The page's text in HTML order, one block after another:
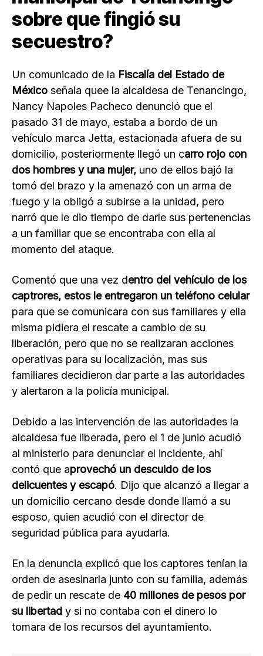
sobre que fingió su
secuestro?
Un comunicado de la Fiscalía del Estado de
México señala quee la alcaldesa de Tenancingo,
Nancy Napoles Pacheco denunció que el
pasado 31 de mayo, estaba a bordo de un
vehículo marca Jetta, estacionada afuera de su
domicilio, posteriormente llegó un carro rojo con
dos hombres y una mujer, uno de ellos bajó la
tomó del brazo y la amenazó con un arma de
fuego y la obligó a subirse a la unidad, pero
narró que le dio tiempo de darle sus pertenencias
a un familiar que se encontraba con ella al
momento del ataque.
Comentó que una vez dentro del vehículo de los
captrores, estos le entregaron un teléfono celular
para que se comunicara con sus familiares y ella
misma pidiera el rescate a cambio de su
liberación, pero que no se realizaran acciones
operativas para su localización, mas sus
familiares decidieron dar parte a las autoridades
y alertaron a la policía municipal.
Debido a las intervención de las autoridades la
alcaldesa fue liberada, pero el 1 de junio acudió
al ministerio para denunciar el incidente, ahí
contó que aprovechó un descuido de los
delicuentes y escapó. Dijo que alcanzó a llegar a
un domicilio cercano desde donde llamó a su
esposo, quien acudió con el director de
seguridad pública para ayudarla.
En la denuncia explicó que los captores tenían la
orden de asesinarla junto con su familia, además
de pedir un rescate de 40 millones de pesos por
su libertad y si no contaba con el dinero lo
tomara de los recursos del ayuntamiento.